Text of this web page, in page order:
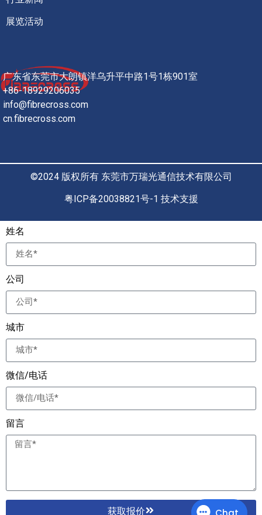
展览活动
广东省东莞市大朗镇洋乌升平中路1号1栋901室
+86-18929206035
info@fibrecross.com
cn.fibrecross.com
©2024 版权所有 东莞市万瑞光通信技术有限公司
粤ICP备20038821号-1 技术支援
姓名
公司
城市
微信/电话
留言
获取报价